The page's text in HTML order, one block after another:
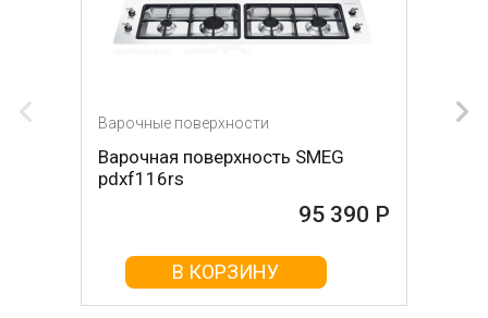
Варочные поверхности
Варочная поверхность SMEG
pdxf116rs
95 390 Р
В КОРЗИНУ
Варочные поверхности
Варочная поверхность DE
DIETRICH DPI7884W
95 420 Р
В КОРЗИНУ